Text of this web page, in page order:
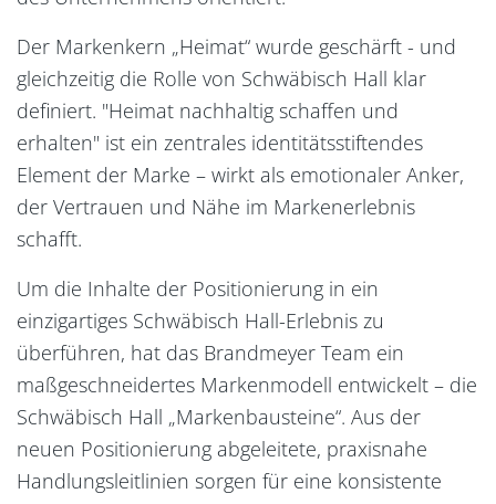
Der Markenkern „Heimat“ wurde geschärft - und
gleichzeitig die Rolle von Schwäbisch Hall klar
definiert. "Heimat nachhaltig schaffen und
erhalten" ist ein zentrales identitätsstiftendes
Element der Marke – wirkt als emotionaler Anker,
der Vertrauen und Nähe im Markenerlebnis
schafft.
Um die Inhalte der Positionierung in ein
einzigartiges Schwäbisch Hall-Erlebnis zu
überführen, hat das Brandmeyer Team ein
maßgeschneidertes Markenmodell entwickelt – die
Schwäbisch Hall „Markenbausteine“. Aus der
neuen Positionierung abgeleitete, praxisnahe
Handlungsleitlinien sorgen für eine konsistente